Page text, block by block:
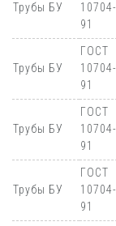
Трубы БУ
10704-
91
Трубы БУ
ГОСТ
10704-
91
Трубы БУ
ГОСТ
10704-
91
Трубы БУ
ГОСТ
10704-
91